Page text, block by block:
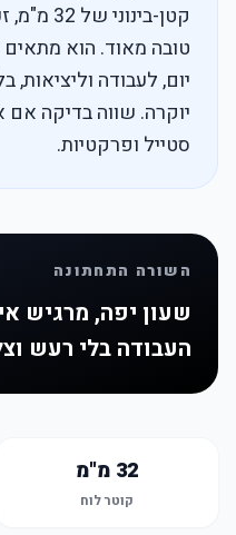
קטן-
טובה מאוד. הוא מתאים
יום, לעבודה
יוקרה. שווה בדיקה
סטייל ופרקטיות.
השורה התחתונה
שעון יפה, מרגיש
העבודה בלי רעש
32 מ"מ
קוטר לוח